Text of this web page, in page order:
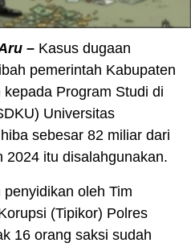
– Kasus dugaan
pemerintah Kabupaten
Program Studi di
Universitas
sebesar 82 miliar dari
2024 itu disalahgunakan.
oleh Tim
(Tipikor) Polres
16 orang saksi sudah